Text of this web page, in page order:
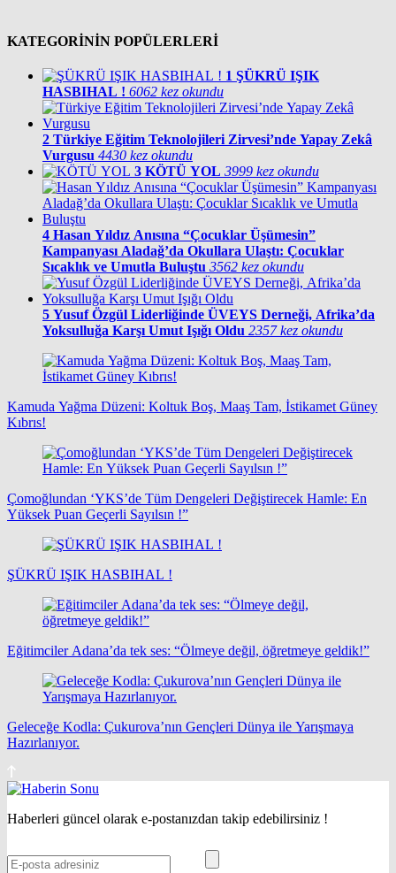
KATEGORİNİN POPÜLERLERİ
1 ŞÜKRÜ IŞIK
HASBIHAL ! 6062 kez okundu
2 Türkiye Eğitim Teknolojileri Zirvesi’nde Yapay Zekâ
Vurgusu 4430 kez okundu
3 KÖTÜ YOL 3999 kez okundu
4 Hasan Yıldız Anısına “Çocuklar Üşümesin”
Kampanyası Aladağ’da Okullara Ulaştı: Çocuklar
Sıcaklık ve Umutla Buluştu 3562 kez okundu
5 Yusuf Özgül Liderliğinde ÜVEYS Derneği, Afrika’da
Yoksulluğa Karşı Umut Işığı Oldu 2357 kez okundu
Kamuda Yağma Düzeni: Koltuk Boş, Maaş Tam, İstikamet Güney
Kıbrıs!
Çomoğlundan ‘YKS’de Tüm Dengeleri Değiştirecek Hamle: En
Yüksek Puan Geçerli Sayılsın !”
ŞÜKRÜ IŞIK HASBIHAL !
Eğitimciler Adana’da tek ses: “Ölmeye değil, öğretmeye geldik!”
Geleceğe Kodla: Çukurova’nın Gençleri Dünya ile Yarışmaya
Hazırlanıyor.
Haberleri güncel olarak e-postanızdan takip edebilirsiniz !